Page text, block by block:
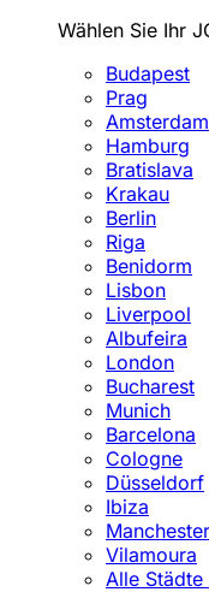
Wählen Sie Ihr
Budapest
Prag
Amsterdam
Hamburg
Bratislava
Krakau
Berlin
Riga
Benidorm
Lisbon
Liverpool
Albufeira
London
Bucharest
Munich
Barcelona
Cologne
Düsseldorf
Ibiza
Manchester
Vilamoura
Alle